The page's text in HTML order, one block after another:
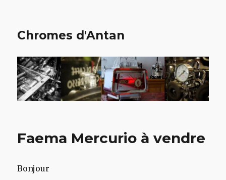
Chromes d'Antan
Faema Mercurio à vendre
Bonjour